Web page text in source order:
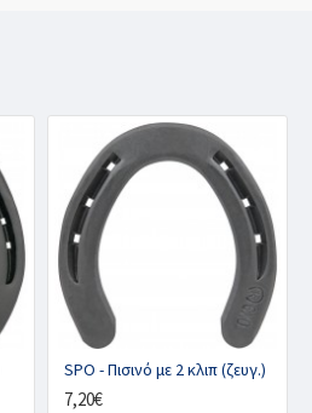
SPO - Πισινό με 2 κλιπ (ζευγ.)
7,20€